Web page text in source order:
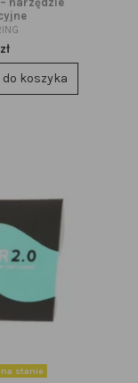
do koszyka
stanie